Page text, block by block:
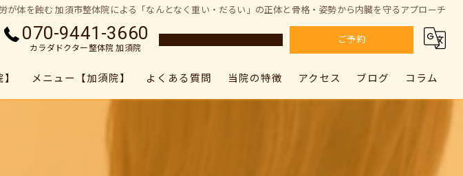
が体を蝕む 加須市整体院による「なんとなく重い・だるい」の正体と骨格・姿勢から内臓を守るアプローチ
070-9441-3660
カラダドクター整体院 加須院
ご予約
メニュー【加須院】 よくある質問 当院の特徴 アクセス ブログ コラム